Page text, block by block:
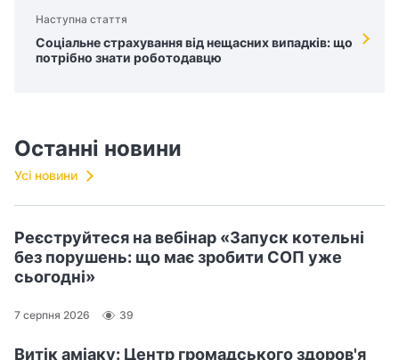
Наступна стаття
Соціальне страхування від нещасних випадків: що
потрібно знати роботодавцю
Останні новини
Усі новини
Реєструйтеся на вебінар «Запуск котельні
без порушень: що має зробити СОП уже
сьогодні»
7 серпня 2026 39
Витік аміаку: Центр громадського здоров'я